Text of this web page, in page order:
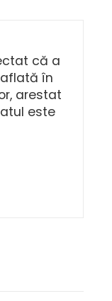
că a
în
arestat
este